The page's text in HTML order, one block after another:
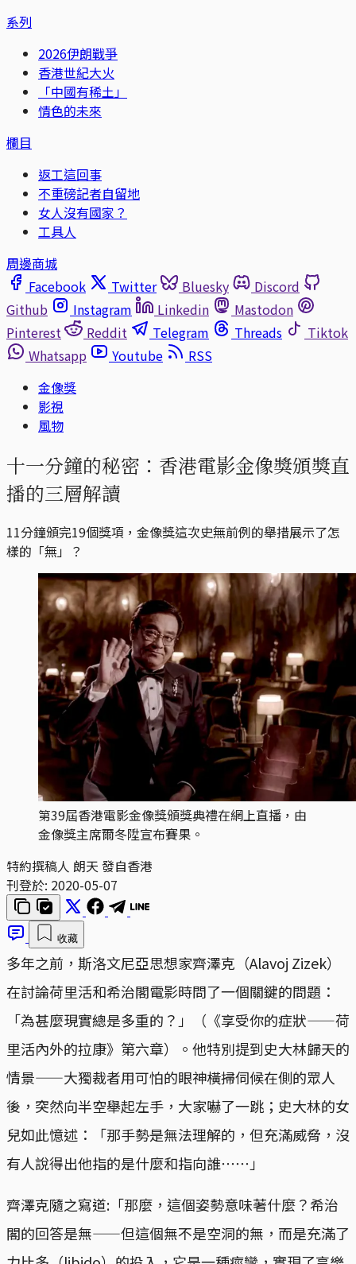
系列
2026伊朗戰爭
香港世紀大火
「中國有稀土」
情色的未來
欄目
返工這回事
不重磅記者自留地
女人沒有國家？
工具人
周邊商城
Facebook
Twitter Bluesky
Discord
Github
Instagram Linkedin
Mastodon
Pinterest
Reddit Telegram Threads
Tiktok
Whatsapp
Youtube
RSS
金像獎
影視
風物
十一分鐘的秘密：香港電影金像獎頒獎直
播的三層解讀
11分鐘頒完19個獎項，金像獎這次史無前例的舉措展示了怎
樣的「無」？
第39屆香港電影金像獎頒獎典禮在網上直播，由
金像獎主席爾冬陞宣布賽果。
特約撰稿人 朗天 發自香港
刊登於: 2020-05-07
收藏
多年之前，斯洛文尼亞思想家齊澤克（Alavoj Zizek）
在討論荷里活和希治閣電影時問了一個關鍵的問題：
「為甚麼現實總是多重的？」（《享受你的症狀——荷
里活內外的拉康》第六章）。他特別提到史大林歸天的
情景——大獨裁者用可怕的眼神橫掃伺候在側的眾人
後，突然向半空舉起左手，大家嚇了一跳；史大林的女
兒如此憶述：「那手勢是無法理解的，但充滿威脅，沒
有人說得出他指的是什麼和指向誰⋯⋯」
齊澤克隨之寫道:「那麼，這個姿勢意味著什麼？希治
閣的回答是無——但這個無不是空洞的無，而是充滿了